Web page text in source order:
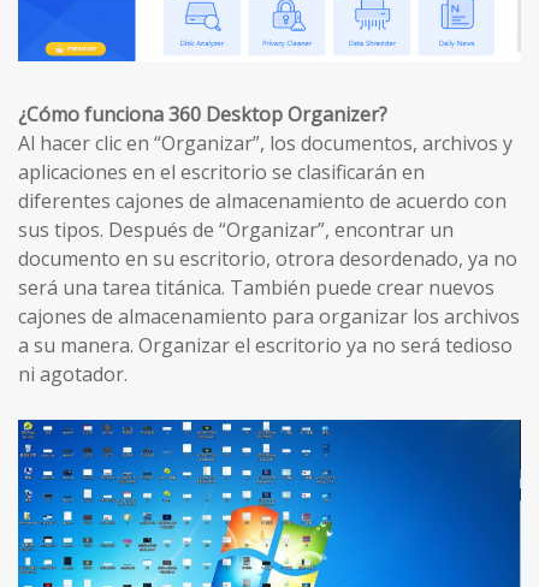
¿Cómo funciona 360 Desktop Organizer?
Al hacer clic en “Organizar”, los documentos, archivos y
aplicaciones en el escritorio se clasificarán en
diferentes cajones de almacenamiento de acuerdo con
sus tipos. Después de “Organizar”, encontrar un
documento en su escritorio, otrora desordenado, ya no
será una tarea titánica. También puede crear nuevos
cajones de almacenamiento para organizar los archivos
a su manera. Organizar el escritorio ya no será tedioso
ni agotador.